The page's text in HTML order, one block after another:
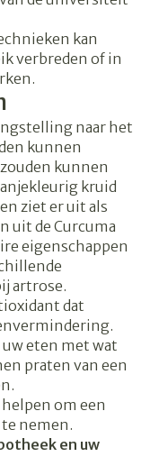
kan
verbreden of in
naar het
kunnen
kunnen
kruid
ziet er uit als
uit de Curcuma
eigenschappen
artrose.
dat
eten met wat
praten van een
om een
nemen.
en uw